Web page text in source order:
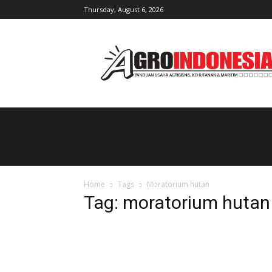
Thursday, August 6, 2026
Home Tags Moratorium hutan
Tag: moratorium hutan